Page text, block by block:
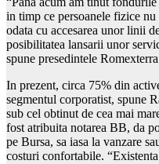
in timp ce persoanele fizice
odata cu accesarea unor linii
posibilitatea lansarii unor
spune presedintele
In prezent, circa 75% din
segmentul corporatist, spune
sub cel obtinut de cea mai
fost atribuita notarea BB, da
pe Bursa, sa iasa la vanzare
costuri confortabile.